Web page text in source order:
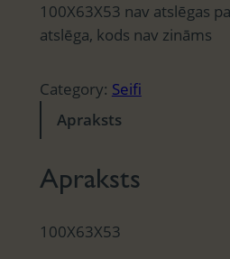
100X63X53 nav atslēgas
atslēga, kods nav zināms
Category: Seifi
Apraksts
Apraksts
100X63X53